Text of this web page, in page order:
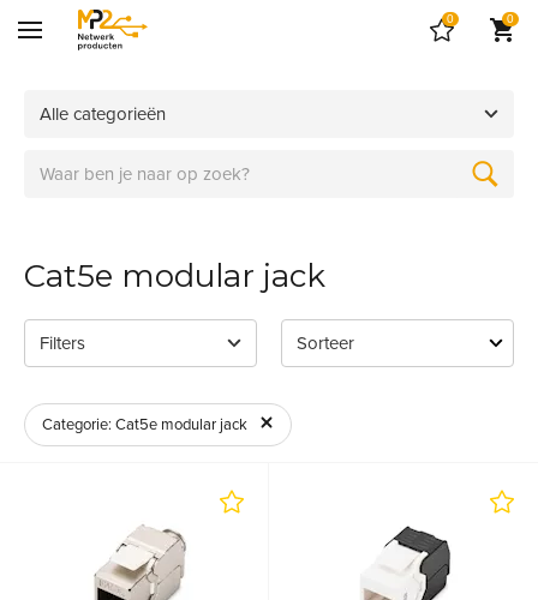
0 0
Alle categorieën
Cat5e modular jack
Filters
Categorie: Cat5e modular jack